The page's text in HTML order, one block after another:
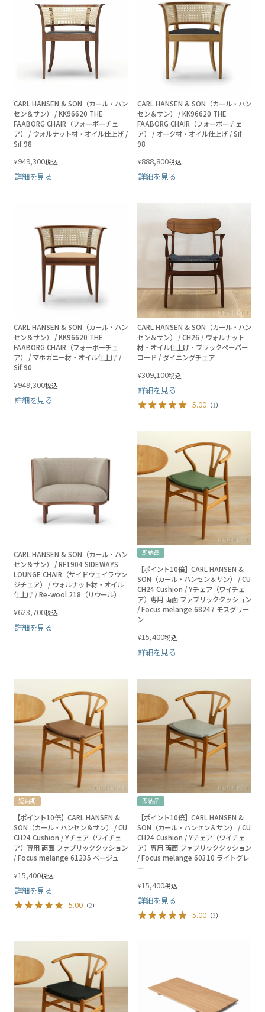
CARL HANSEN & SON（カール・ハン
セン＆サン） / KK96620 THE
FAABORG CHAIR（フォーボーチェ
ア） / ウォルナット材・オイル仕上げ /
Sif 98
¥949,300税込
詳細を見る
CARL HANSEN & SON（カール・ハン
セン＆サン） / KK96620 THE
FAABORG CHAIR（フォーボーチェ
ア） / オーク材・オイル仕上げ / Sif
98
¥888,800税込
詳細を見る
CARL HANSEN & SON（カール・ハン
セン＆サン） / KK96620 THE
FAABORG CHAIR（フォーボーチェ
ア） / マホガニー材・オイル仕上げ /
Sif 90
¥949,300税込
詳細を見る
CARL HANSEN & SON（カール・ハン
セン＆サン） / CH26 / ウォルナット
材・オイル仕上げ・ブラックペーパー
コード / ダイニングチェア
¥309,100税込
詳細を見る
5.00 （1）
CARL HANSEN & SON（カール・ハン
セン＆サン） / RF1904 SIDEWAYS
LOUNGE CHAIR（サイドウェイラウン
ジチェア） / ウォルナット材・オイル
仕上げ / Re-wool 218（リウール）
¥623,700税込
詳細を見る
即納品
【ポイント10倍】CARL HANSEN &
SON（カール・ハンセン＆サン） / CU
CH24 Cushion / Yチェア（ワイチェ
ア）専用 両面 ファブリッククッション
/ Focus melange 68247 モスグリー
ン
¥15,400税込
詳細を見る
短納期
【ポイント10倍】CARL HANSEN &
SON（カール・ハンセン＆サン） / CU
CH24 Cushion / Yチェア（ワイチェ
ア）専用 両面 ファブリッククッション
/ Focus melange 61235 ベージュ
¥15,400税込
詳細を見る
5.00 （2）
即納品
【ポイント10倍】CARL HANSEN &
SON（カール・ハンセン＆サン） / CU
CH24 Cushion / Yチェア（ワイチェ
ア）専用 両面 ファブリッククッション
/ Focus melange 60310 ライトグレ
ー
¥15,400税込
詳細を見る
5.00 （3）